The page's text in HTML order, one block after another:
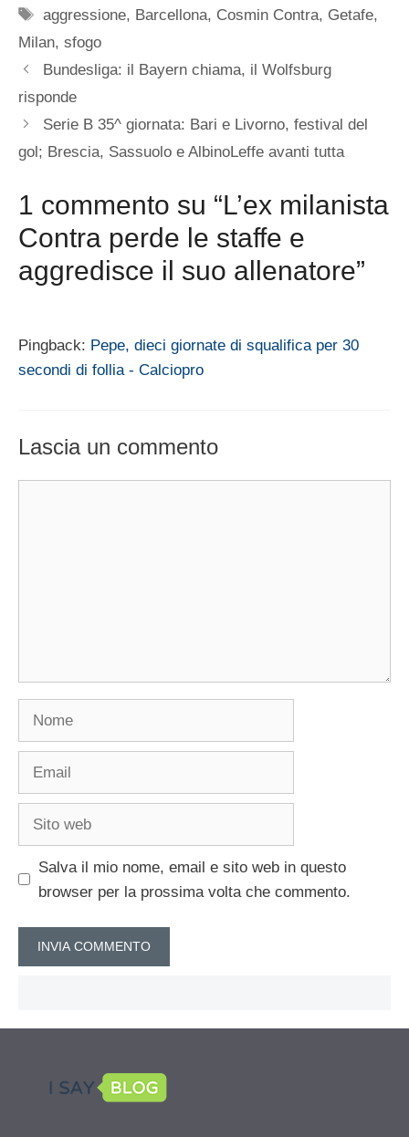
Tag
aggressione, Barcellona, Cosmin Contra, Getafe,
Milan, sfogo
Bundesliga: il Bayern chiama, il Wolfsburg
risponde
Serie B 35^ giornata: Bari e Livorno, festival del
gol; Brescia, Sassuolo e AlbinoLeffe avanti tutta
1 commento su “L’ex milanista
Contra perde le staffe e
aggredisce il suo allenatore”
Pingback: Pepe, dieci giornate di squalifica per 30
secondi di follia - Calciopro
Lascia un commento
Salva il mio nome, email e sito web in questo
browser per la prossima volta che commento.